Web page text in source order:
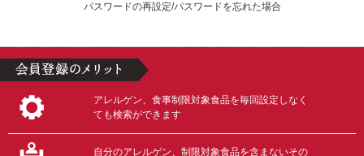
パスワードの再設定/パスワードを忘れた場合
アレルゲン、食事制限対象食品を毎回設定しなく
ても検索ができます
自分のアレルゲン、制限対象食品を含まないその